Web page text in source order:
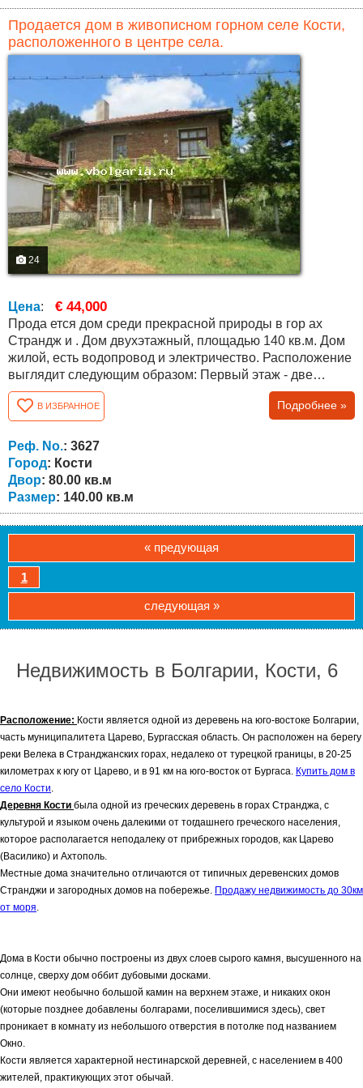
Продается дом в живописном горном селе Кости,
расположенного в центре села.
24
Цена: € 44,000
Прода ется дом среди прекрасной природы в гор ах
Страндж и . Дом двухэтажный, площадью 140 кв.м. Дом
жилой, есть водопровод и электричество. Расположение
выглядит следующим образом: Первый этаж - две
комнаты, таверна, ванная комната с котлом, внутреняя
лестница на второй этаж. Второй этаж - три комнаты,
большая прихожая, и незаконченная ванная. Дом
построен на главной улице. Дом частично
отремонтирован. Новая...
В ИЗБРАННОЕ Подробнее »
Реф. No.: 3627
Город: Кости
Двор: 80.00 кв.м
Размер: 140.00 кв.м
« предующая
1
следующая »
Недвижимость в Болгарии, Кости, 6
Расположение: Кости является одной из деревень на юго-востоке Болгарии,
часть муниципалитета Царево, Бургасская область. Он расположен на берегу
реки Велека в Странджанских горах, недалеко от турецкой границы, в 20-25
километрах к югу от Царево, и в 91 км на юго-восток от Бургаса. Купить дом в
село Кости.
Деревня Кости была одной из греческих деревень в горах Странджа, с
культурой и языком очень далекими от тогдашнего греческого населения,
которое располагается неподалеку от прибрежных городов, как Царево
(Василико) и Ахтополь.
Местные дома значительно отличаются от типичных деревенских домов
Странджи и загородных домов на побережье. Продажу недвижимость до 30км
от моря.
Дома в Кости обычно построены из двух слоев сырого камня, высушенного на
солнце, сверху дом оббит дубовыми досками.
Они имеют необычно большой камин на верхнем этаже, и никаких окон
(которые позднее добавлены болгарами, поселившимися здесь), свет
проникает в комнату из небольшого отверстия в потолке под названием
Окно.
Кости является характерной нестинарской деревней, с населением в 400
жителей, практикующих этот обычай.